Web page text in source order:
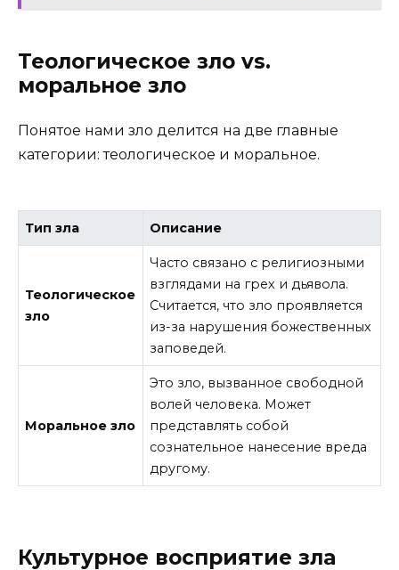
Теологическое зло vs.
моральное зло
Понятое нами зло делится на две главные
категории: теологическое и моральное.
Тип зла Описание
Теологическое
зло
Часто связано с религиозными
взглядами на грех и дьявола.
Считается, что зло проявляется
из-за нарушения божественных
заповедей.
Моральное зло
Это зло, вызванное свободной
волей человека. Может
представлять собой
сознательное нанесение вреда
другому.
Культурное восприятие зла